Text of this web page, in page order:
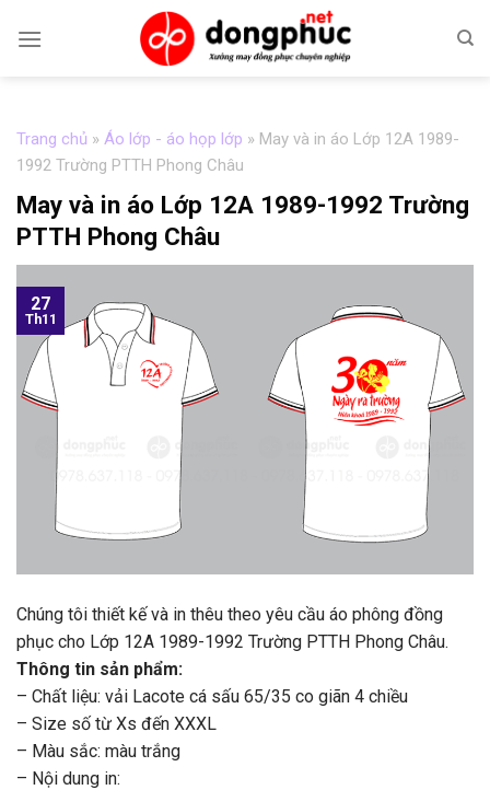
Trang chủ » Áo lớp - áo họp lớp » May và in áo Lớp 12A 1989-
1992 Trường PTTH Phong Châu
May và in áo Lớp 12A 1989-1992 Trường
PTTH Phong Châu
27
Th11
Chúng tôi thiết kế và in thêu theo yêu cầu áo phông đồng
phục cho Lớp 12A 1989-1992 Trường PTTH Phong Châu.
Thông tin sản phẩm:
– Chất liệu: vải Lacote cá sấu 65/35 co giãn 4 chiều
– Size số từ Xs đến XXXL
– Màu sắc: màu trắng
– Nội dung in: